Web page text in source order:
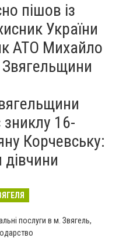
пішов із
України
АТО Михайло
Звягельщини
16-
Корчевську:
послуги в м. Звягель,